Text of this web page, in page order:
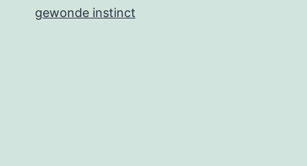
gewonde instinct